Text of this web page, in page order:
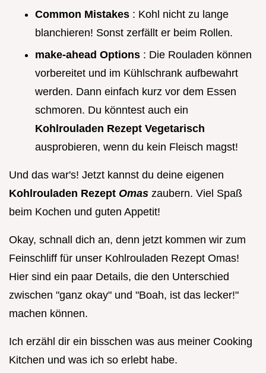
Common Mistakes : Kohl nicht zu lange
blanchieren! Sonst zerfällt er beim Rollen.
make-ahead Options : Die Rouladen können
vorbereitet und im Kühlschrank aufbewahrt
werden. Dann einfach kurz vor dem Essen
schmoren. Du könntest auch ein
Kohlrouladen Rezept Vegetarisch
ausprobieren, wenn du kein Fleisch magst!
Und das war's! Jetzt kannst du deine eigenen
Kohlrouladen Rezept Omas zaubern. Viel Spaß
beim Kochen und guten Appetit!
Okay, schnall dich an, denn jetzt kommen wir zum
Feinschliff für unser Kohlrouladen Rezept Omas!
Hier sind ein paar Details, die den Unterschied
zwischen "ganz okay" und "Boah, ist das lecker!"
machen können.
Ich erzähl dir ein bisschen was aus meiner Cooking
Kitchen und was ich so erlebt habe.